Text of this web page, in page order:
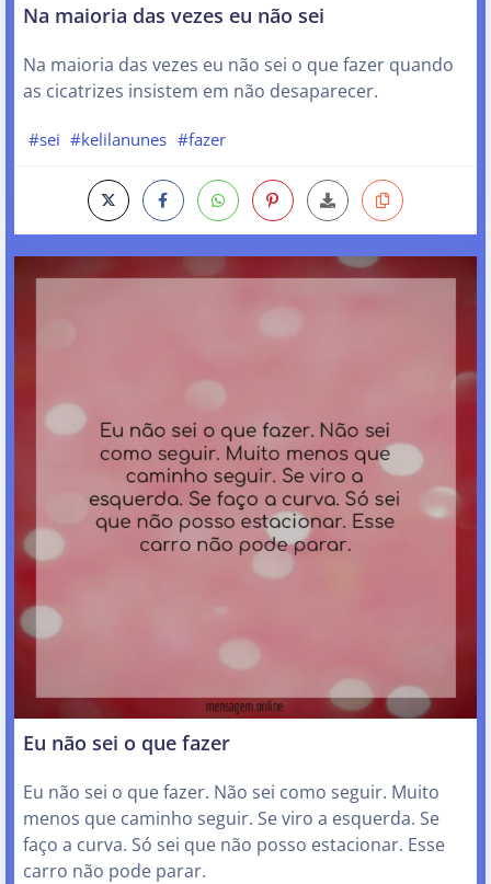
Na maioria das vezes eu não sei
Na maioria das vezes eu não sei o que fazer quando
as cicatrizes insistem em não desaparecer.
#sei #kelilanunes #fazer
Eu não sei o que fazer
Eu não sei o que fazer. Não sei como seguir. Muito
menos que caminho seguir. Se viro a esquerda. Se
faço a curva. Só sei que não posso estacionar. Esse
carro não pode parar.